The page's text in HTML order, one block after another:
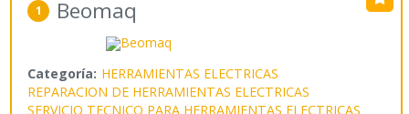
1 Beomaq
Categoría: HERRAMIENTAS ELECTRICAS
REPARACION DE HERRAMIENTAS ELECTRICAS
SERVICIO TECNICO PARA HERRAMIENTAS ELECTRICAS